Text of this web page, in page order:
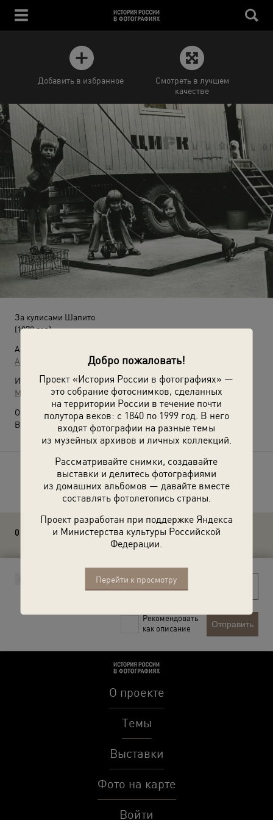
Добро пожаловать!
Проект «История России в фотографиях» —
это собрание фотоснимков, сделанных
на территории России в течение почти
полутора веков: с 1840 по 1999 год. В него
входят фотографии на разные темы
из музейных архивов и личных коллекций.
Рассматривайте снимки, создавайте
выставки и делитесь фотографиями
из домашних альбомов — давайте вместе
составлять фотолетопись страны.
Проект разработан при поддержке Яндекса
и Министерства культуры Российской
Федерации.
Перейти к просмотру
Добавить в избранное
Смотреть в лучшем
качестве
За кулисами Шапито
(1979 год)
Автор:
Александр Рубашкин
Источники:
МАММ / МДФ
О фотографии:
Выставка
«10 лучших фотографий цирка»с этим снимком.
Расскажите друзьям об этом фото
0 комментариев
Рекомендовать
как описание
Отправить
О проекте
Темы
Выставки
Фото на карте
Войти